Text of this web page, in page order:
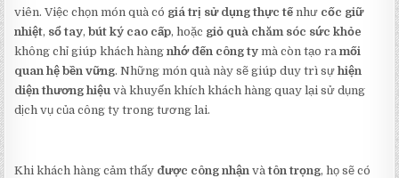
viên. Việc chọn món quà có giá trị sử dụng thực tế như cốc giữ
nhiệt, sổ tay,bút ký cao cấp, hoặc giỏ quà chăm sóc sức khỏe
không chỉ giúp khách hàngnhớ đến công ty mà còn tạo ramối
quan hệ bền vững. Những món quà này sẽ giúp duy trì sựhiện
diện thương hiệu và khuyến khích khách hàng quay lại sử dụng
dịch vụ của công ty trong tương lai.
Khi khách hàng cảm thấy được công nhận vàtôn trọng, họ sẽ có